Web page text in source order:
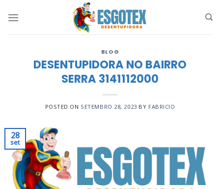
BLOG
DESENTUPIDORA NO BAIRRO
SERRA 3141112000
POSTED ON SETEMBRO 28, 2023 BY FABRICIO
28
set